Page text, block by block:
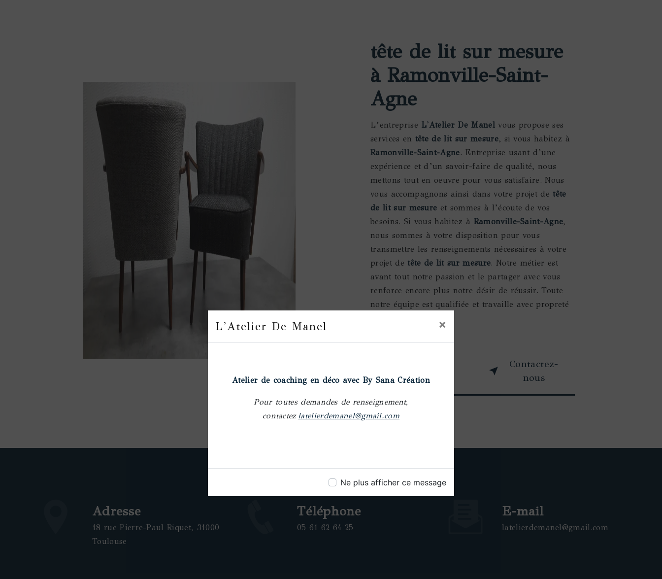
L'Atelier De Manel ×
Atelier de coaching en déco avec By Sana Création
Pour toutes demandes de renseignement,
contactez latelierdemanel@gmail.com
Ne plus afficher ce message
tête de lit sur mesure
à Ramonville-Saint-
Agne
L’entreprise L'Atelier De Manelvous propose ses
services en tête de lit sur mesure, si vous habitez à
Ramonville-Saint-Agne. Entreprise usant d’une
expérience et d’un savoir-faire de qualité, nous
mettons tout en oeuvre pour vous satisfaire. Nous
vous accompagnons ainsi dans votre projet detête
de lit sur mesure et sommes à l’écoute de vos
besoins. Si vous habitez à Ramonville-Saint-Agne,
nous sommes à votre disposition pour vous
transmettre les renseignements nécessaires à votre
projet detête de lit sur mesure. Notre métier est
avant tout notre passion et le partager avec vous
renforce encore plus notre désir de réussir. Toute
notre équipe est qualifiée et travaille avec propreté
plus
Contactez-
nous
Adresse
18 rue Pierre-Paul Riquet, 31000
Toulouse
Téléphone
05 61 62 64 25
E-mail
latelierdemanel@gmail.com